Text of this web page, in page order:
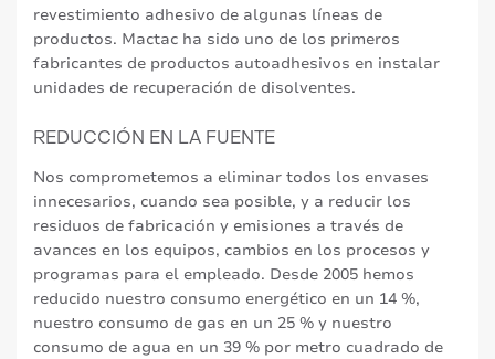
revestimiento adhesivo de algunas líneas de
productos. Mactac ha sido uno de los primeros
fabricantes de productos autoadhesivos en instalar
unidades de recuperación de disolventes.
REDUCCIÓN EN LA FUENTE
Nos comprometemos a eliminar todos los envases
innecesarios, cuando sea posible, y a reducir los
residuos de fabricación y emisiones a través de
avances en los equipos, cambios en los procesos y
programas para el empleado. Desde 2005 hemos
reducido nuestro consumo energético en un 14 %,
nuestro consumo de gas en un 25 % y nuestro
consumo de agua en un 39 % por metro cuadrado de